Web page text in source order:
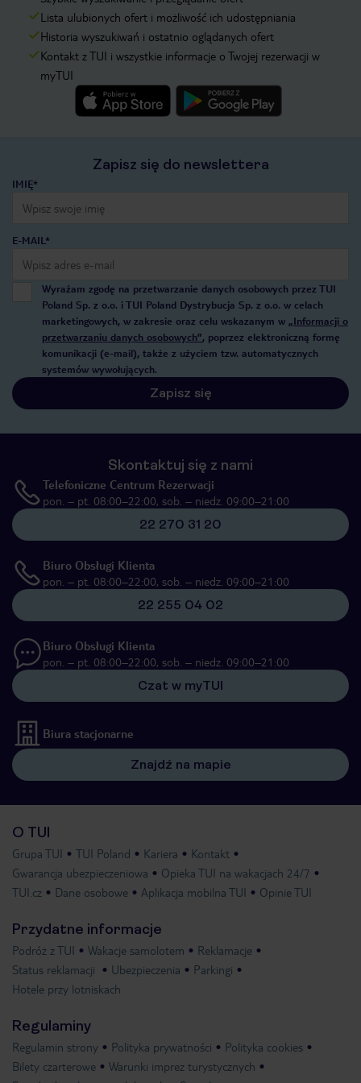
Lista ulubionych ofert i możliwość ich udostępniania
Historia wyszukiwań i ostatnio oglądanych ofert
Kontakt z TUI i wszystkie informacje o Twojej rezerwacji w
myTUI
Zapisz się do newslettera
IMIĘ*
E-MAIL*
Wyrażam zgodę na przetwarzanie danych osobowych przez TUI
Poland Sp. z o.o. i TUI Poland Dystrybucja Sp. z o.o. w celach
marketingowych, w zakresie oraz celu wskazanym w „Informacji o
przetwarzaniu danych osobowych”, poprzez elektroniczną formę
komunikacji (e-mail), także z użyciem tzw. automatycznych
systemów wywołujących.
Zapisz się
Skontaktuj się z nami
Telefoniczne Centrum Rezerwacji
pon. – pt. 08:00–22:00, sob. – niedz. 09:00–21:00
22 270 31 20
Biuro Obsługi Klienta
pon. – pt. 08:00–22:00, sob. – niedz. 09:00–21:00
22 255 04 02
Biuro Obsługi Klienta
pon. – pt. 08:00–22:00, sob. – niedz. 09:00–21:00
Czat w myTUI
Biura stacjonarne
Znajdź na mapie
O TUI
Grupa TUI TUI Poland Kariera
Kontakt
Gwarancja ubezpieczeniowa
Opieka TUI na wakacjach 24/7
TUI.cz
Dane osobowe Aplikacja mobilna TUI Opinie TUI
Przydatne informacje
Podróż z TUI Wakacje samolotem
Reklamacje
Status reklamacji
Ubezpieczenia
Parkingi
Hotele przy lotniskach
Regulaminy
Regulamin strony Polityka prywatności
Polityka cookies
Bilety czarterowe
Warunki imprez turystycznych